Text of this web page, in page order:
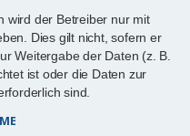
wird der Betreiber nur mit
Dies gilt nicht, sofern er
Weitergabe der Daten (z. B.
ist oder die Daten zur
sind.